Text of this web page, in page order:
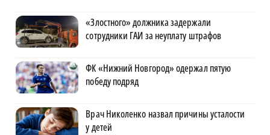
«Злостного» должника задержали
сотрудники ГАИ за неуплату штрафов
ФК «Нижний Новгород» одержал пятую
победу подряд
Врач Николенко назвал причины усталости
у детей